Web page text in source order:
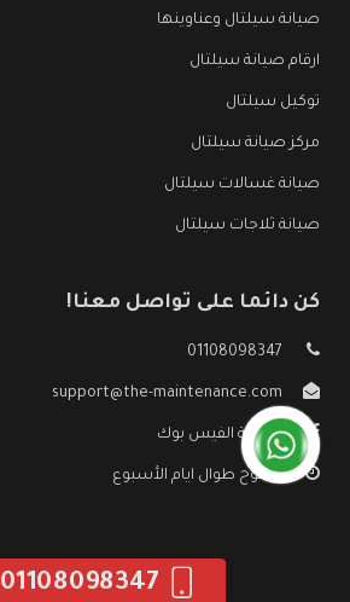
صيانة سيلتال وعناوينها
ارقام صيانة سيلتال
توكيل سيلتال
مركز صيانة سيلتال
صيانة غسالات سيلتال
صيانة ثلاجات سيلتال
كن دائما على تواصل معنا!
01108098347
support@the-maintenance.com
صفحة الفيس بوك
مفتوح طوال ايام الأسبوع
01108098347